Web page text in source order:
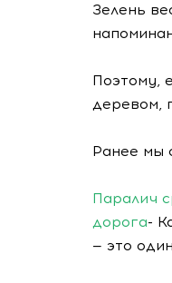
Зелень
Поэтому,
деревом,
Ранее мы
Паралич
дорога-
— это